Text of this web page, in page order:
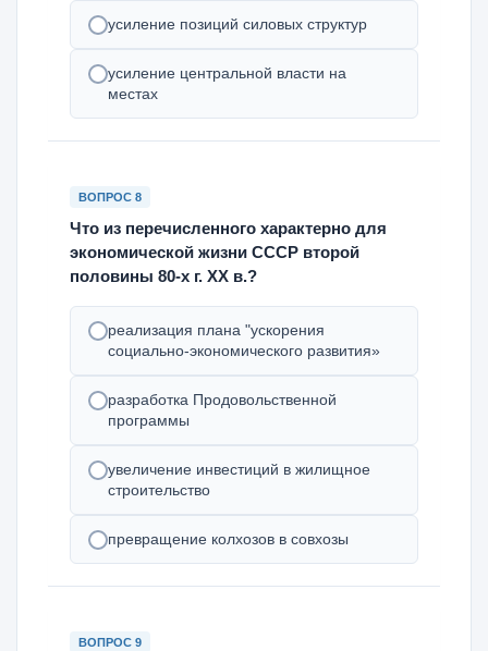
усиление позиций силовых структур
усиление центральной власти на
местах
ВОПРОС 8
Что из перечисленного характерно для
экономической жизни СССР второй
половины 80-х г. XX в.?
реализация плана "ускорения
социально-экономического развития»
разработка Продовольственной
программы
увеличение инвестиций в жилищное
строительство
превращение колхозов в совхозы
ВОПРОС 9